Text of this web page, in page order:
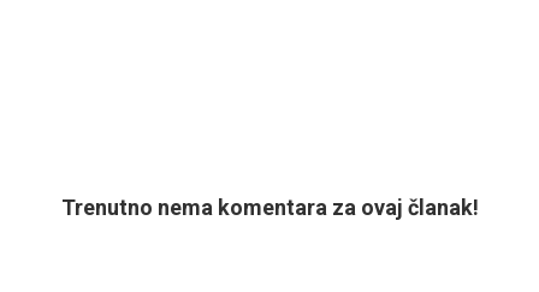
Trenutno nema komentara za ovaj članak!